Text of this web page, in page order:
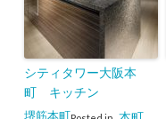
シティタワー大阪本
町 キッチン
堺筋本町